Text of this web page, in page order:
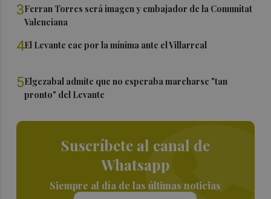
3Ferran Torres será imagen y embajador de la Comunitat
Valenciana
4El Levante cae por la mínima ante el Villarreal
5Elgezabal admite que no esperaba marcharse "tan
pronto" del Levante
Suscríbete al canal de
Whatsapp
Siempre al día de las últimas noticias